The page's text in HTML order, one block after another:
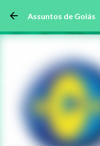
Pular para
Assuntos de Goiás